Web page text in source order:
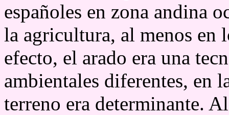
españoles en zona andina
la agricultura, al menos en
efecto, el arado era una
ambientales diferentes, en
terreno era determinante.